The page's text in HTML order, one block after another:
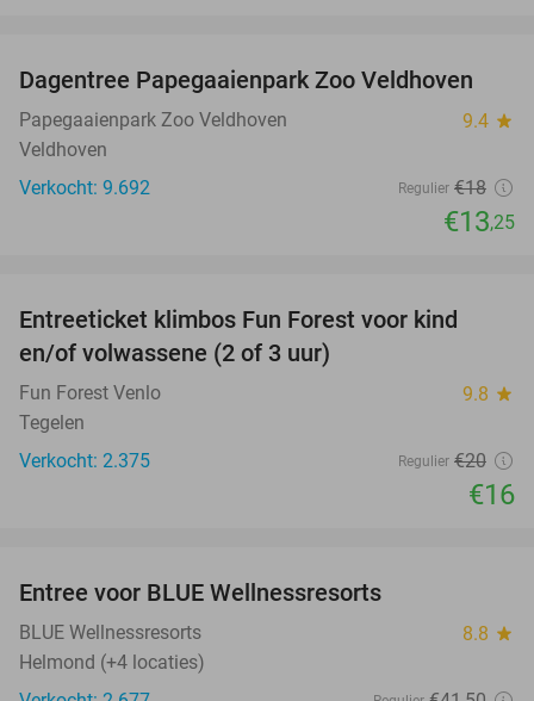
26%
Dagentree Papegaaienpark Zoo Veldhoven
Papegaaienpark Zoo Veldhoven 9.4 star
Veldhoven
Verkocht: 9.692
Regulier €18
€13,25
Entreeticket klimbos Fun Forest voor kind
en/of volwassene (2 of 3 uur)
Fun Forest Venlo 9.8 star
Tegelen
Verkocht: 2.375
Regulier €20
€16
Entree voor BLUE Wellnessresorts
BLUE Wellnessresorts 8.8 star
Helmond (+4 locaties)